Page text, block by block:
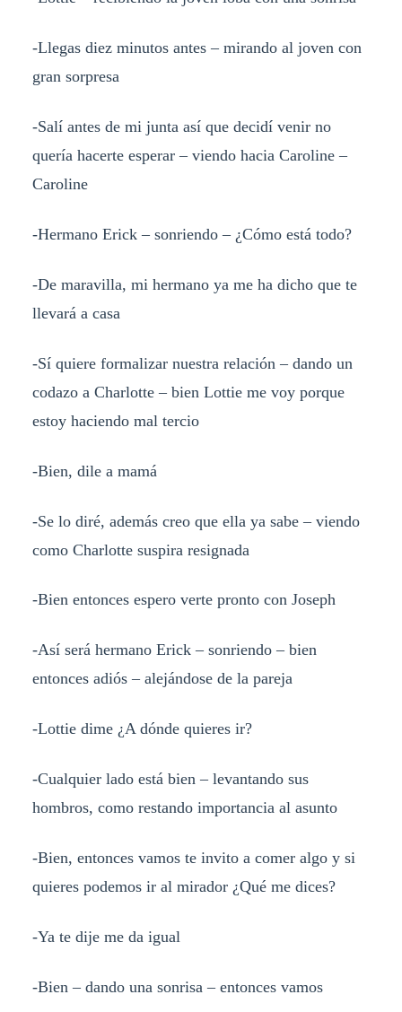
-Llegas diez minutos antes – mirando al joven con
gran sorpresa
-Salí antes de mi junta así que decidí venir no
quería hacerte esperar – viendo hacia Caroline –
Caroline
-Hermano Erick – sonriendo – ¿Cómo está todo?
-De maravilla, mi hermano ya me ha dicho que te
llevará a casa
-Sí quiere formalizar nuestra relación – dando un
codazo a Charlotte – bien Lottie me voy porque
estoy haciendo mal tercio
-Bien, dile a mamá
-Se lo diré, además creo que ella ya sabe – viendo
como Charlotte suspira resignada
-Bien entonces espero verte pronto con Joseph
-Así será hermano Erick – sonriendo – bien
entonces adiós – alejándose de la pareja
-Lottie dime ¿A dónde quieres ir?
-Cualquier lado está bien – levantando sus
hombros, como restando importancia al asunto
-Bien, entonces vamos te invito a comer algo y si
quieres podemos ir al mirador ¿Qué me dices?
-Ya te dije me da igual
-Bien – dando una sonrisa – entonces vamos